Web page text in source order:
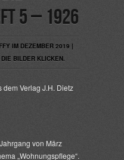
5 – 1926
IM DEZEMBER 2019 |
BILDER KLICKEN.
dem Verlag J.H. Dietz
von März
„Wohnungspflege“.